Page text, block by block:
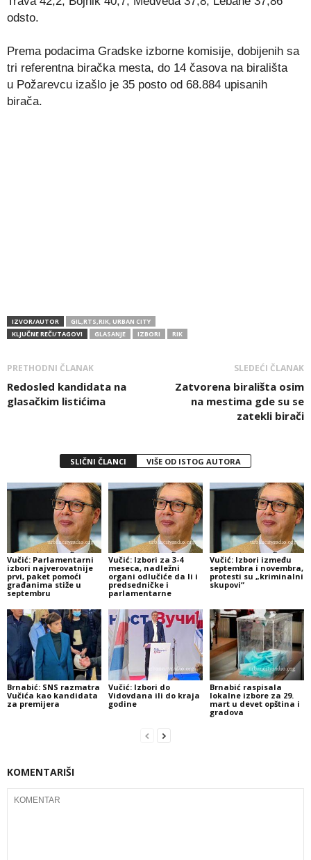
odsto.
Prema podacima Gradske izborne komisije, dobijenih sa
tri referentna biračka mesta, do 14 časova na birališta
u Požarevcu izašlo je 35 posto od 68.884 upisanih
birača.
IZVOR/AUTOR
GIL,RTS,RIK, URBAN CITY
KLJUČNE REČI/TAGOVI
GLASANJE IZBORI RIK
PRETHODNI ČLANAK
Redosled kandidata na
glasačkim listićima
SLEDEĆI ČLANAK
Zatvorena birališta osim
na mestima gde su se
zatekli birači
SLIČNI ČLANCI VIŠE OD ISTOG AUTORA
Vučić: Parlamentarni
izbori najverovatnije
prvi, paket pomoći
građanima stiže u
septembru
Vučić: Izbori za 3-4
meseca, nadležni
organi odlučiće da li i
predsedničke i
parlamentarne
Vučić: Izbori između
septembra i novembra,
protesti su „kriminalni
skupovi“
Brnabić: SNS razmatra
Vučića kao kandidata
za premijera
Vučić: Izbori do
Vidovdana ili do kraja
godine
Brnabić raspisala
lokalne izbore za 29.
mart u devet opština i
gradova
KOMENTARIŠI